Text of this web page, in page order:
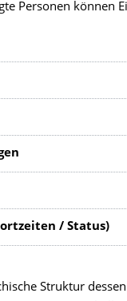
Personen können
/ Status)
Struktur